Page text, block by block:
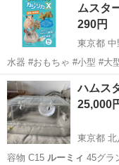
ムスタ
290円
東京都 中
水器 #おもちゃ #小型 #大
ン…
東京 中野区 中野
ハムス
25,000
東京都 北
容物 C15 ルーミィ 45グラ